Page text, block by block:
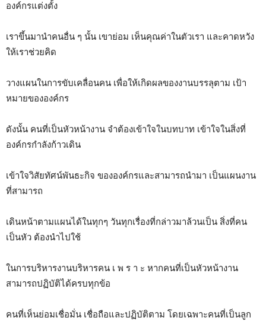
องค์กรแต่งตั้ง
เราขึ้นมานำคนอื่น ๆ นั้น เขาย่อม เห็นคุณค่าในตัวเรา และคาดหวัง
ให้เราช่วยคิด
วางแผนในการขับเคลื่อนคน เพื่อให้เกิดผลของงานบรรลุตาม เป้า
หมายขององค์กร
ดังนั้น คนที่เป็นหัวหน้างาน จำต้องเข้าใจในบทบาท เข้าใจในสิ่งที่
องค์กรกำลังก้าวเดิน
เข้าใจวิสัยทัศน์พันธะกิจ ขององค์กรและสามารถนำมา เป็นแผนงาน
ที่สามารถ
เดินหน้าตามแผนได้ในทุกๆ วันทุกเรื่องที่กล่าวมาล้วนเป็น สิ่งที่คน
เป็นหัว ต้องนำไปใช้
ในการบริหารงานบริหารคน เ พ ร า ะ หากคนที่เป็นหัวหน้างาน
สามารถปฏิบัติได้ครบทุกข้อ
คนที่เห็นย่อมเชื่อมั่น เชื่อถือและปฏิบัติตาม โดยเฉพาะคนที่เป็นลูก